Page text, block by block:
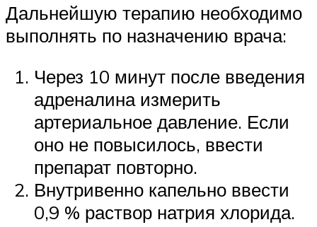
Дальнейшую терапию необходимо
выполнять по назначению врача:
Через 10 минут после введения
адреналина измерить
артериальное давление. Если
оно не повысилось, ввести
препарат повторно.
Внутривенно капельно ввести
0,9 % раствор натрия хлорида.